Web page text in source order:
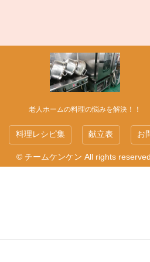
老人ホームの料理の悩みを解決！！
料理レシピ集 献立表 お
© チームケンケン All rights